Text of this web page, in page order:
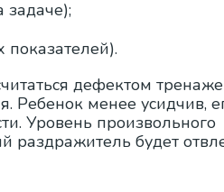
задаче);
показателей).
дефектом
Ребенок менее усидчив,
Уровень произвольного
раздражитель будет